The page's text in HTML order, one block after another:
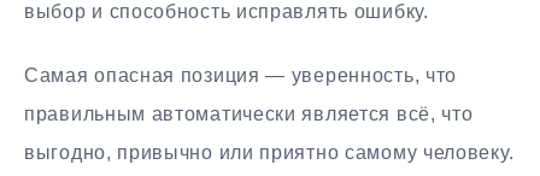
выбор и способность исправлять ошибку.
Самая опасная позиция — уверенность, что
правильным автоматически является всё, что
выгодно, привычно или приятно самому человеку.